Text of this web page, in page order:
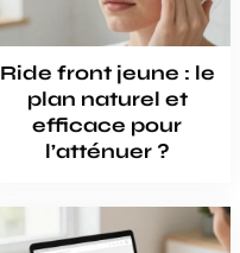
Ride front jeune : le
plan naturel et
efficace pour
l’atténuer ?